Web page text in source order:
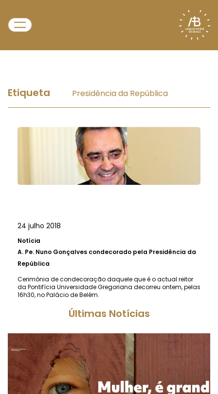
Etiqueta Presidência da República
24 julho 2018
Notícia
A. Pe. Nuno Gonçalves condecorado pela Presidência da
República
Cerimónia de condecoração daquele que é o actual reitor
da Pontifícia Universidade Gregoriana decorreu ontem, pelas
16h30, no Palácio de Belém.
Últimas Notícias